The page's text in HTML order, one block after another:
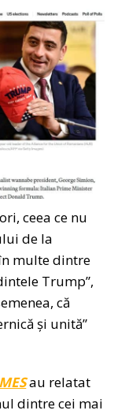
ceea ce nu
de la
multe dintre
Trump”,
că
și unită”
au relatat
dintre cei mai